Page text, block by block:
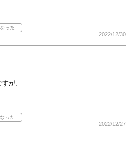
2022/12/30
が、
2022/12/27